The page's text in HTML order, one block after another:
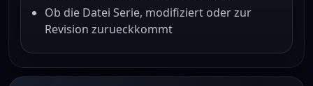
Ob die Datei Serie, modifiziert oder zur
Revision zurueckkommt